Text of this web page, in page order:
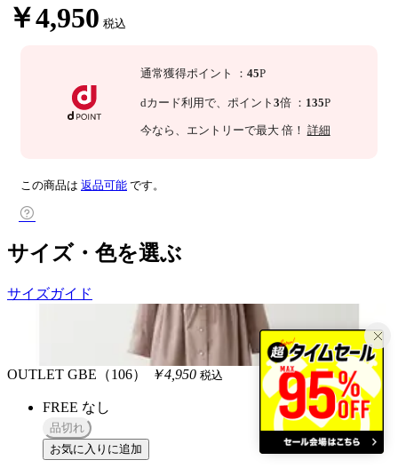
￥4,950 税込
通常獲得ポイント ： 45P
dカード利用で、 ポイント 3倍 ： 135P
今なら 、エントリーで最大 倍！ 詳細
この商品は 返品可能 です。
サイズ・色を選ぶ
サイズガイド
OUTLET GBE（106） ￥4,950 税込
FREE なし
品切れ
お気に入りに追加